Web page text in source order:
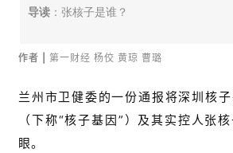
导读 ：张核子是谁？
作者 | 第一财经 杨佼 黄琼 曹璐
兰州市卫健委的一份通报将深圳核
（下称“核子基因”）及其实控人张
眼。